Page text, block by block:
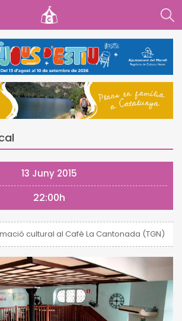
13 Juny 2015
22:00h
cultural al Cafè La Cantonada (TGN)